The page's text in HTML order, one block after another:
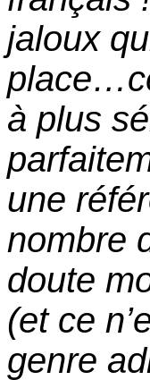
jaloux
à plus
une
nombre
doute
(et ce
genre